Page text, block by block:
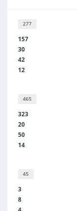
277
157
30
42
12
465
323
20
50
14
45
3
8